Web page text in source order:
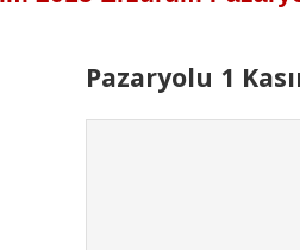
Pazaryolu 1